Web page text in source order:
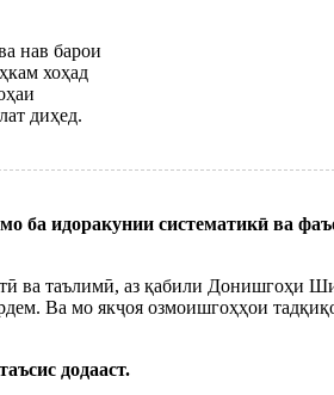
нав барои
хоҳад
диҳед.
ба идоракунии систематикӣ ва
ва таълимӣ, аз қабили
Ва мо якҷоя озмоишгоҳҳои
додааст.